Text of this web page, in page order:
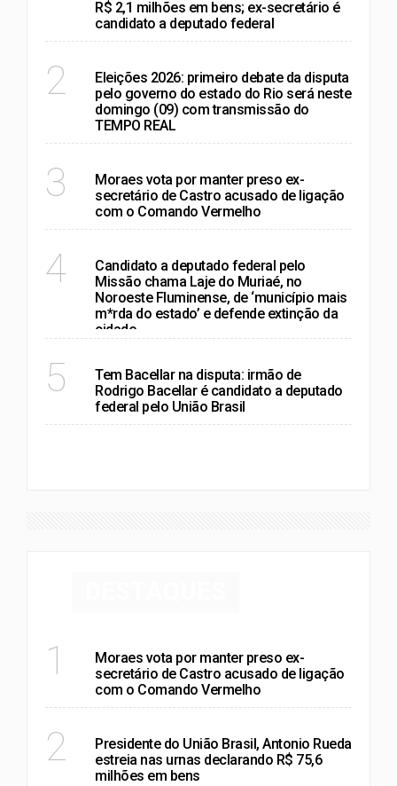
R$ 2,1 milhões em bens; ex-secretário é
candidato a deputado federal
2
Eleições 2026: primeiro debate da disputa
pelo governo do estado do Rio será neste
domingo (09) com transmissão do
TEMPO REAL
3
Moraes vota por manter preso ex-
secretário de Castro acusado de ligação
com o Comando Vermelho
4
Candidato a deputado federal pelo
Missão chama Laje do Muriaé, no
Noroeste Fluminense, de ‘município mais
m*rda do estado’ e defende extinção da
cidade
5
Tem Bacellar na disputa: irmão de
Rodrigo Bacellar é candidato a deputado
federal pelo União Brasil
1
Moraes vota por manter preso ex-
secretário de Castro acusado de ligação
com o Comando Vermelho
2
Presidente do União Brasil, Antonio Rueda
estreia nas urnas declarando R$ 75,6
milhões em bens